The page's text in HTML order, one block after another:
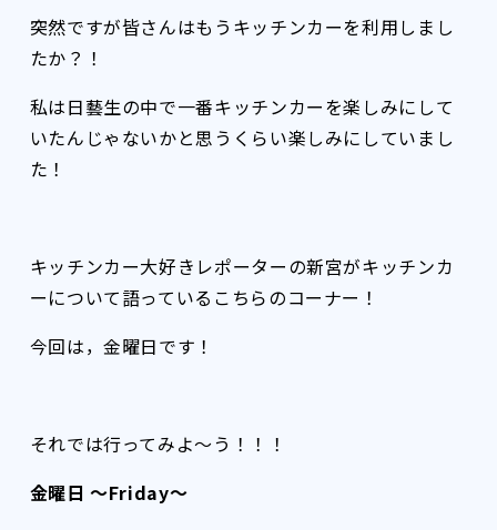
突然ですが皆さんはもうキッチンカーを利用しまし
たか？！
私は日藝生の中で一番キッチンカーを楽しみにして
いたんじゃないかと思うくらい楽しみにしていまし
た！
キッチンカー大好きレポーターの新宮がキッチンカ
ーについて語っているこちらのコーナー！
今回は，金曜日です！
それでは行ってみよ〜う！！！
金曜日 〜Friday〜